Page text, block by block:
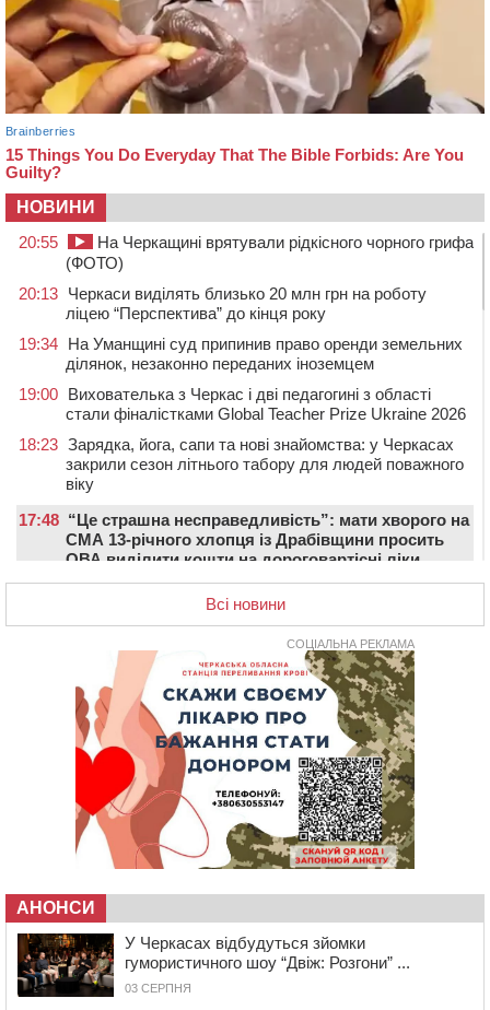
НОВИНИ
20:55
На Черкащині врятували рідкісного чорного грифа
(ФОТО)
20:13 Черкаси виділять близько 20 млн грн на роботу
ліцею “Перспектива” до кінця року
19:34 На Уманщині суд припинив право оренди земельних
ділянок, незаконно переданих іноземцем
19:00 Вихователька з Черкас і дві педагогині з області
стали фіналістками Global Teacher Prize Ukraine 2026
18:23 Зарядка, йога, сапи та нові знайомства: у Черкасах
закрили сезон літнього табору для людей поважного
віку
17:48 “Це страшна несправедливість”: мати хворого на
СМА 13-річного хлопця із Драбівщини просить
ОВА виділити кошти на дороговартісні ліки
На Уманщині судитимуть колишню очільницю відділу
освіти через закупівлю електрики за завищеною
У Черкасах провели в останню путь двох
загиблих воїнів
До 1 вересня у Черкасах оновлюють дорожню
розмітку біля навчальних закладів (ФОТОФАКТ)
На честь загиблого захисника і чемпіона світу в
Черкасах відкрили спортивно-реабілітаційний центр
На Звенигородщині, попри заборону міськради,
проведуть “Ше.Fest”
роботі електромереж та комунальних служб
14:02 На Черкащині намолотили перший мільйон тонн
зерна нового врожаю
13:40 На Кам’янщині сталася масштабна пожежа
сміттєзвалища
Всі новини
СОЦІАЛЬНА РЕКЛАМА
АНОНСИ
У Черкасах відбудуться зйомки
гумористичного шоу “Двіж: Розгони” ...
03 СЕРПНЯ